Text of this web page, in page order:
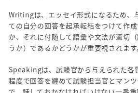
Writingは、エッセイ形式になるため、
ての自分の回答を起承転結をつけて作
か、それに付随して語彙や文法が適切
うか）であるかどうかが重要視されます
Speakingは、試験官から与えられた各
程度で回答を纏めて試験担当官とマン